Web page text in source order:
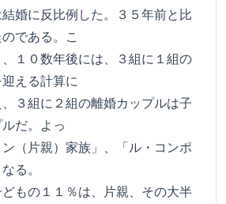
婚に反比例した。３５年前と比
である。こ
１０数年後には、３組に１組の
える計算に
３組に２組の離婚カップルは子
だ。よっ
（片親）家族」、「ル・コンポ
る。
もの１１％は、片親、その大半